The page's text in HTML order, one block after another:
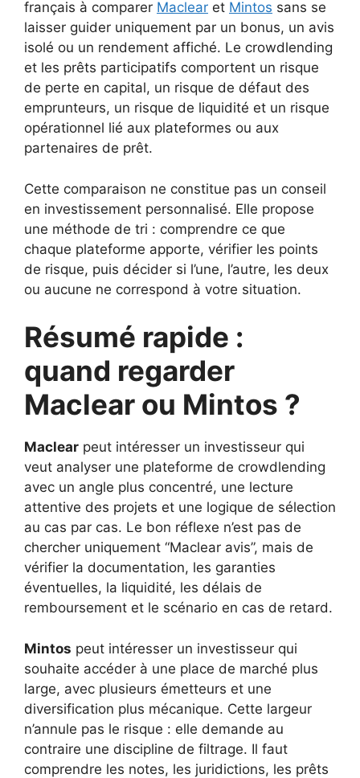
français à comparer Maclear et Mintos sans se
laisser guider uniquement par un bonus, un avis
isolé ou un rendement affiché. Le crowdlending
et les prêts participatifs comportent un risque
de perte en capital, un risque de défaut des
emprunteurs, un risque de liquidité et un risque
opérationnel lié aux plateformes ou aux
partenaires de prêt.
Cette comparaison ne constitue pas un conseil
en investissement personnalisé. Elle propose
une méthode de tri : comprendre ce que
chaque plateforme apporte, vérifier les points
de risque, puis décider si l’une, l’autre, les deux
ou aucune ne correspond à votre situation.
Résumé rapide :
quand regarder
Maclear ou Mintos ?
Maclear peut intéresser un investisseur qui
veut analyser une plateforme de crowdlending
avec un angle plus concentré, une lecture
attentive des projets et une logique de sélection
au cas par cas. Le bon réflexe n’est pas de
chercher uniquement “Maclear avis”, mais de
vérifier la documentation, les garanties
éventuelles, la liquidité, les délais de
remboursement et le scénario en cas de retard.
Mintos peut intéresser un investisseur qui
souhaite accéder à une place de marché plus
large, avec plusieurs émetteurs et une
diversification plus mécanique. Cette largeur
n’annule pas le risque : elle demande au
contraire une discipline de filtrage. Il faut
comprendre les notes, les juridictions, les prêts